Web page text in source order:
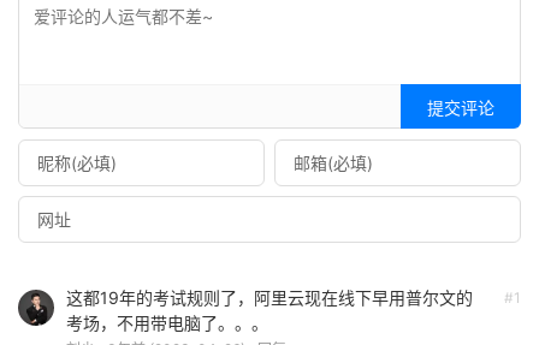
提交评论
#1
这都19年的考试规则了，阿里云现在线下早用普尔文的
考场，不用带电脑了。。。